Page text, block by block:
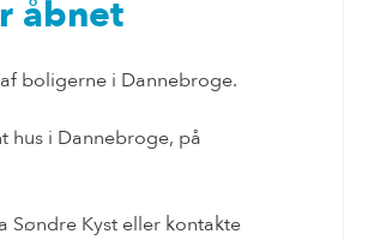
åbnet
boligerne i Dannebroge.
hus i Dannebroge, på
Søndre Kyst eller kontakte